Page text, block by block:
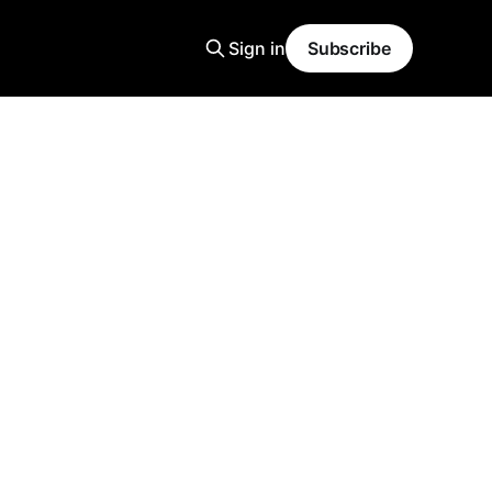
Sign in Subscribe